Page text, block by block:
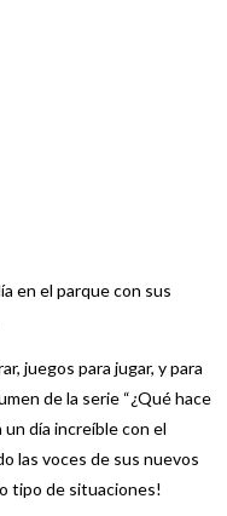
en el parque con sus
juegos para jugar, y para
de la serie “¿Qué hace
un día increíble con el
las voces de sus nuevos
tipo de situaciones!